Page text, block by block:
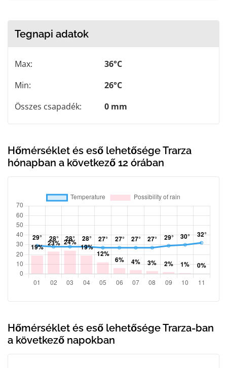
Tegnapi adatok
Max:
36°C
Min:
26°C
Összes csapadék:
0 mm
Hőmérséklet és eső lehetősége Trarza
hónapban a következő 12 órában
Hőmérséklet és eső lehetősége Trarza-ban
a következő napokban